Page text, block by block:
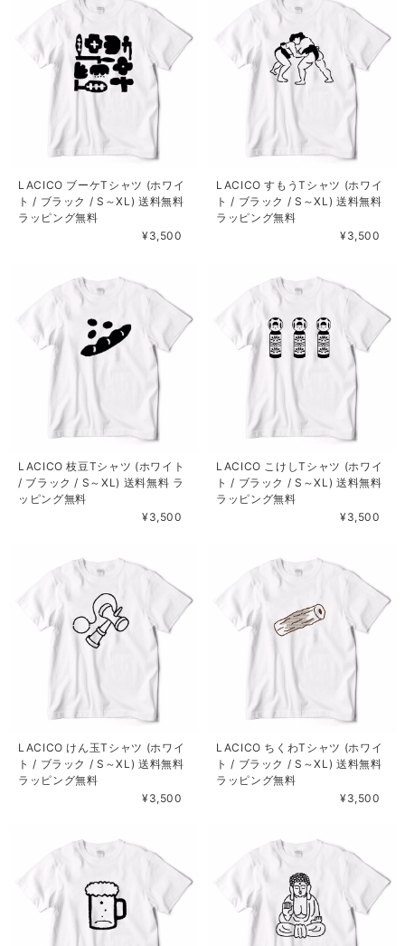
LACICO ブーケTシャツ (ホワイ
ト / ブラック / S～XL) 送料無料
ラッピング無料
¥3,500
LACICO すもうTシャツ (ホワイ
ト / ブラック / S～XL) 送料無料
ラッピング無料
¥3,500
LACICO 枝豆Tシャツ (ホワイト
/ ブラック / S～XL) 送料無料 ラ
ッピング無料
¥3,500
LACICO こけしTシャツ (ホワイ
ト / ブラック / S～XL) 送料無料
ラッピング無料
¥3,500
LACICO けん玉Tシャツ (ホワイ
ト / ブラック / S～XL) 送料無料
ラッピング無料
¥3,500
LACICO ちくわTシャツ (ホワイ
ト / ブラック / S～XL) 送料無料
ラッピング無料
¥3,500